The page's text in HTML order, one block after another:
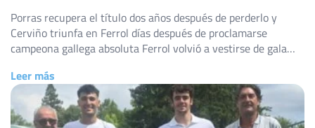
Porras recupera el título dos años después de perderlo y
Cerviño triunfa en Ferrol días después de proclamarse
campeona gallega absoluta Ferrol volvió a vestirse de gala
Casino Ferrolano Tenis Club acogieron, una semana más, dos
de las citas con más […]
Leer más